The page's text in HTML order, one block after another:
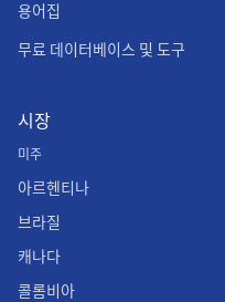
용어집
무료 데이터베이스 및 도구
시장
미주
아르헨티나
브라질
캐나다
콜롬비아